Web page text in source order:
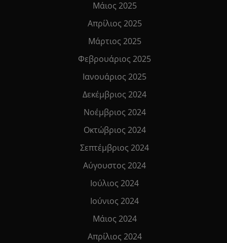
Μάιος 2025
Απρίλιος 2025
Μάρτιος 2025
Φεβρουάριος 2025
Ιανουάριος 2025
Δεκέμβριος 2024
Νοέμβριος 2024
Οκτώβριος 2024
Σεπτέμβριος 2024
Αύγουστος 2024
Ιούλιος 2024
Ιούνιος 2024
Μάιος 2024
Απρίλιος 2024